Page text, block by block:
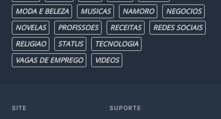
MODA E BELEZA
MUSICAS NAMORO
NEGOCIOS
NOVELAS
PROFISSOES RECEITAS
REDES SOCIAIS
RELIGIAO
STATUS
TECNOLOGIA
VAGAS DE EMPREGO
VIDEOS
SITE SUPORTE